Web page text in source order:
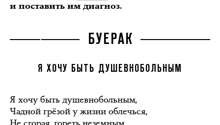
и поставить им диагноз.
БУЕРАК
Я ХОЧУ БЫТЬ ДУШЕВНОБОЛЬНЫМ
Я хочу быть душевнобольным,
Чадной грёзой у жизни облечься,